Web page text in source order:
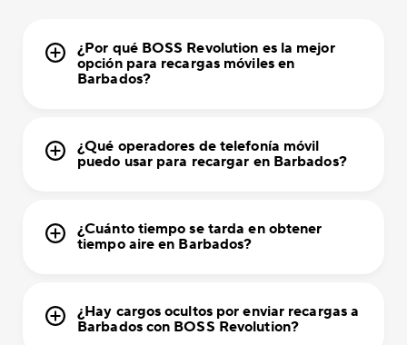
¿Por qué BOSS Revolution es la mejor
opción para recargas móviles en
Barbados?
¿Qué operadores de telefonía móvil
puedo usar para recargar en Barbados?
¿Cuánto tiempo se tarda en obtener
tiempo aire en Barbados?
¿Hay cargos ocultos por enviar recargas a
Barbados con BOSS Revolution?